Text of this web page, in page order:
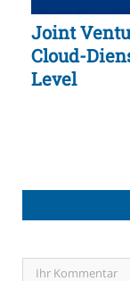
Joint
Cloud-
Level